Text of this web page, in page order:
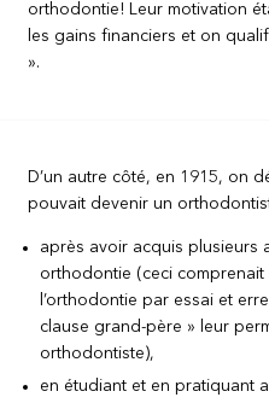
orthodontie! Leur motivation
les gains financiers et on
».
D’un autre côté, en 1915, on
pouvait devenir un
après avoir acquis plusieurs
orthodontie (ceci
l’orthodontie par essai et
clause grand-père » leur
orthodontiste),
en étudiant et en pratiquant